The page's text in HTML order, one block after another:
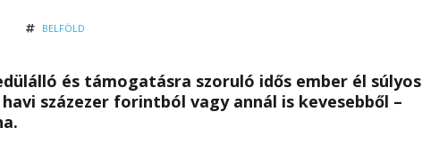
BELFÖLD
és támogatásra szoruló idős ember él súlyos
százezer forintból vagy annál is kevesebből –